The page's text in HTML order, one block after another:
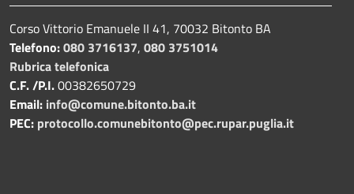
Corso Vittorio Emanuele II 41, 70032 Bitonto BA
Telefono:080 3716137, 080 3751014
Rubrica telefonica
C.F. /P.I.00382650729
Email: info@comune.bitonto.ba.it
PEC: protocollo.comunebitonto@pec.rupar.puglia.it